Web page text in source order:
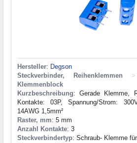
Hersteller: Degson
Steckverbinder, Reihenklemmen
>
Klemmenblock
Kurzbeschreibung: Gerade Klemme,
Kontakte: 03P, Spannung/Strom:
14AWG 1,5mm²
Raster, mm: 5 mm
Anzahl Kontakte: 3
Steckverbindertyp: Schraub- Klemme